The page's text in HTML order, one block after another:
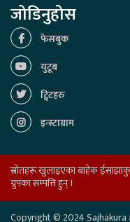
जोडिनुहोस
फेसबुक
युटूब
ट्विटहरु
इन्स्टाग्राम
स्रोतहरू खुलाइएका बाहेक
ग्रुपका सम्पत्ति हुन् ।
Copyright © 2024 Sajhakura